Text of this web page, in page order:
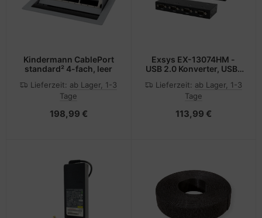
Kindermann CablePort
standard² 4-fach, leer
Lieferzeit: ab Lager, 1-3
Tage
198,99 €
Exsys EX-13074HM -
USB 2.0 Konverter, USB-
Lieferzeit: ab Lager, 1-3
Tage
113,99 €